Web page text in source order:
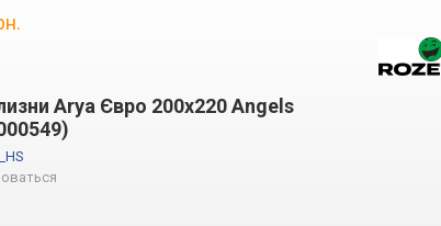
Arya Євро 200x220 Angels